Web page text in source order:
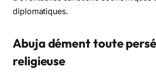
diplomatiques.
Abuja dément toute
religieuse